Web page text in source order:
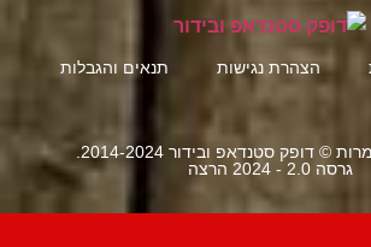
הצהרת נגישות תנאים והגבלות
© דופק סטנדאפ ובידור 2014-2024.
גרסה 2.0 - 2024 הרצה